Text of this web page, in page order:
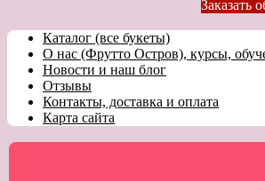
Заказать
Каталог (все букеты)
О нас (Фрутто Остров), курсы,
Новости и наш блог
Отзывы
Контакты, доставка и оплата
Карта сайта